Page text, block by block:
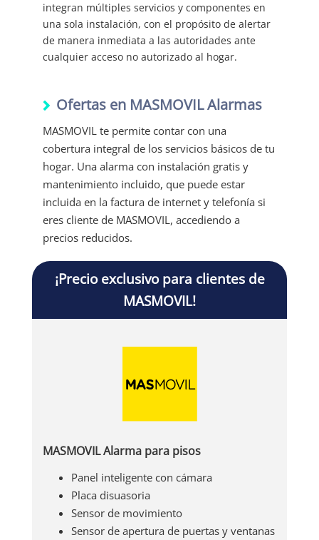
integran múltiples servicios y componentes en
una sola instalación, con el propósito de alertar
de manera inmediata a las autoridades ante
cualquier acceso no autorizado al hogar.
Ofertas en MASMOVIL Alarmas
MASMOVIL te permite contar con una
cobertura integral de los servicios básicos de tu
hogar. Una alarma con instalación gratis y
mantenimiento incluido, que puede estar
incluida en la factura de internet y telefonía si
eres cliente de MASMOVIL, accediendo a
precios reducidos.
¡Precio exclusivo para clientes de
MASMOVIL!
MASMOVIL Alarma para pisos
Panel inteligente con cámara
Placa disuasoria
Sensor de movimiento
Sensor de apertura de puertas y ventanas